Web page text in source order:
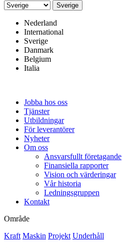
Sverige
Nederland
International
Sverige
Danmark
Belgium
Italia
Jobba hos oss
Tjänster
Utbildningar
För leverantörer
Nyheter
Om oss
Ansvarsfullt företagande
Finansiella rapporter
Vision och värderingar
Vår historia
Ledningsgruppen
Kontakt
Område
Kraft Maskin Projekt Underhåll